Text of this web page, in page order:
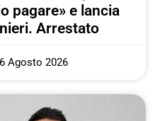
pagare» e lancia
Arrestato
6 Agosto 2026